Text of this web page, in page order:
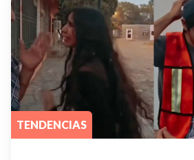
TENDENCIAS